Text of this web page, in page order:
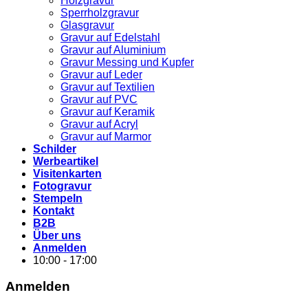
Sperrholzgravur
Glasgravur
Gravur auf Edelstahl
Gravur auf Aluminium
Gravur Messing und Kupfer
Gravur auf Leder
Gravur auf Textilien
Gravur auf PVC
Gravur auf Keramik
Gravur auf Acryl
Gravur auf Marmor
Schilder
Werbeartikel
Visitenkarten
Fotogravur
Stempeln
Kontakt
B2B
Über uns
Anmelden
10:00 - 17:00
Anmelden